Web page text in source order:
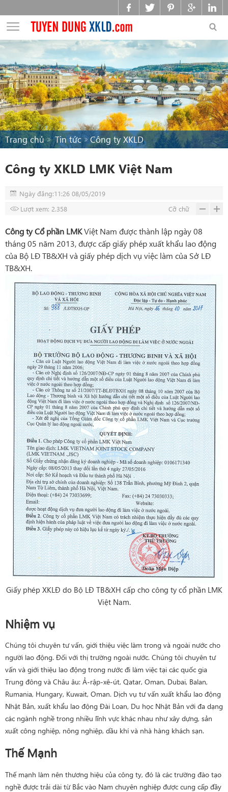
Trang chủ Tin tức Công ty XKLD
Công ty XKLD LMK Việt Nam
Ngày đăng:11:26 08/05/2019
Lượt xem: 2.358
Cỡ chữ
Công ty Cổ phần LMKViệt Nam được thành lập ngày 08
tháng 05 năm 2013, được cấp giấy phép xuất khẩu lao động
của Bộ LĐ TB&XH và giấy phép dịch vụ việc làm của Sở LĐ
TB&XH.
Giấy phép XKLĐ do Bộ LĐ TB&XH cấp cho công ty cổ phần LMK
Việt Nam.
Nhiệm vụ
Chúng tôi chuyên tư vấn, giới thiệu việc làm trong và ngoài nước cho
người lao động. Đối với thị trường ngoài nước. Chúng tôi chuyên tư
vấn và giới thiệu lao động trong nước đi làm việc tại các quốc gia
Trung đông và Châu âu: Ả-rập-xê-út, Qatar, Oman, Dubai, Balan,
Rumania, Hungary, Kuwait, Oman. Dịch vụ tư vấn xuất khẩu lao động
Nhật Bản, xuất khẩu lao động Đài Loan, Du học Nhật Bản với đa dạng
các ngành nghề trong nhiều lĩnh vực khác nhau như xây dựng, sản
xuất công nghiệp, nông nghiệp, dầu khí và nhà hàng khách sạn.
Thế Mạnh
Thế mạnh làm nên thương hiệu của công ty, đó là các trường đào tạo
nghề được trải dài từ Bắc vào Nam chuyên nghiệp được cung cấp đầy